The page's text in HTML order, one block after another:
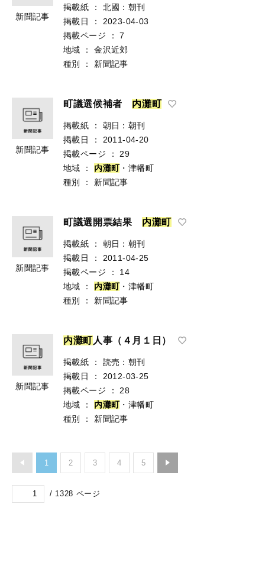
新聞記事
掲載紙 ：
北國：朝刊
掲載日
：
2023-04-03
掲載ページ
：
7
地域
：
金沢近郊
種別
： 新聞記事
新聞記事
町議選候補者 内灘町
掲載紙 ：
朝日：朝刊
掲載日
：
2011-04-20
掲載ページ
：
29
地域
： 内灘町・津幡町
種別
： 新聞記事
新聞記事
町議選開票結果 内灘町
掲載紙 ：
朝日：朝刊
掲載日
：
2011-04-25
掲載ページ
：
14
地域
： 内灘町・津幡町
種別
： 新聞記事
新聞記事
内灘町人事（４月１日）
掲載紙 ：
読売：朝刊
掲載日
：
2012-03-25
掲載ページ
：
28
地域
： 内灘町・津幡町
種別
： 新聞記事
1 2 3 4 5
/ 1328 ページ